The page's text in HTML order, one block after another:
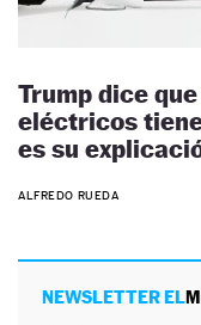
Trump dice
eléctricos
es su
ALFREDO RUEDA
NEWSLETTER EL